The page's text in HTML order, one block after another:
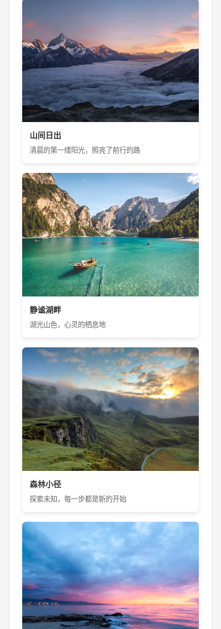
山间日出
清晨的第一缕阳光，照亮了前行的路
静谧湖畔
湖光山色，心灵的栖息地
森林小径
探索未知，每一步都是新的开始